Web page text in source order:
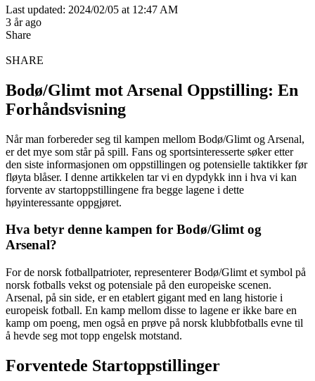
Last updated: 2024/02/05 at 12:47 AM
3 år ago
Share
SHARE
Bodø/Glimt mot Arsenal Oppstilling: En
Forhåndsvisning
Når man forbereder seg til kampen mellom Bodø/Glimt og Arsenal,
er det mye som står på spill. Fans og sportsinteresserte søker etter
den siste informasjonen om oppstillingen og potensielle taktikker før
fløyta blåser. I denne artikkelen tar vi en dypdykk inn i hva vi kan
forvente av startoppstillingene fra begge lagene i dette
høyinteressante oppgjøret.
Hva betyr denne kampen for Bodø/Glimt og
Arsenal?
For de norsk fotballpatrioter, representerer Bodø/Glimt et symbol på
norsk fotballs vekst og potensiale på den europeiske scenen.
Arsenal, på sin side, er en etablert gigant med en lang historie i
europeisk fotball. En kamp mellom disse to lagene er ikke bare en
kamp om poeng, men også en prøve på norsk klubbfotballs evne til
å hevde seg mot topp engelsk motstand.
Forventede Startoppstillinger